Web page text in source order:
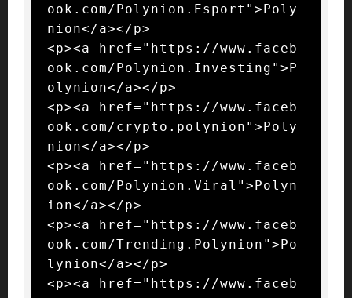
ook.com/Polynion.Esport">Poly
nion</a></p>
<p><a href="https://www.faceb
ook.com/Polynion.Investing">P
olynion</a></p>
<p><a href="https://www.faceb
ook.com/crypto.polynion">Poly
nion</a></p>
<p><a href="https://www.faceb
ook.com/Polynion.Viral">Polyn
ion</a></p>
<p><a href="https://www.faceb
ook.com/Trending.Polynion">Po
lynion</a></p>
<p><a href="https://www.faceb